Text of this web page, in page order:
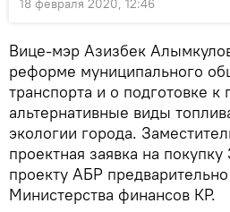
18 февраля 2020, 12:46
Вице-мэр Азизбек
реформе муниципального
транспорта и о подготовке к
альтернативные виды
экологии города.
проектная заявка на
проекту АБР
Министерства финансов КР.